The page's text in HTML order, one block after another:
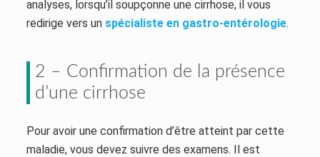
analyses, lorsqu’il soupçonne une cirrhose, il vous
redirige vers un spécialiste en gastro-entérologie.
2 – Confirmation de la présence
d’une cirrhose
Pour avoir une confirmation d’être atteint par cette
maladie, vous devez suivre des examens. Il est